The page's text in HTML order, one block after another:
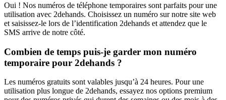
Oui ! Nos numéros de téléphone temporaires sont parfaits pour une
utilisation avec 2dehands. Choisissez un numéro sur notre site web
et saisissez-le lors de l’identification 2dehands et attendez que le
SMS arrive de notre côté.
Combien de temps puis-je garder mon numéro
temporaire pour 2dehands ?
Les numéros gratuits sont valables jusqu’à 24 heures. Pour une
utilisation plus longue de 2dehands, essayez nos options premium